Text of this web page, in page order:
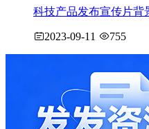
科技产品发布宣传片背
2023-09-11 755